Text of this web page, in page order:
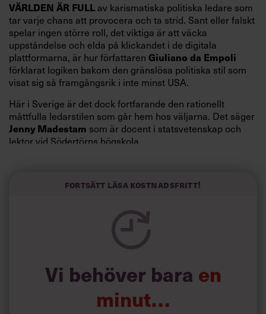
VÄRLDEN ÄR FULLav karismatiska politiska ledare som
tar varje chans att provocera och ta strid. Sant eller falskt
spelar ingen större roll, det viktiga är att väcka
uppståndelse och elda på klickandet i de digitala
plattformarna, är hur författaren Giuliano da Empoli
förklarat logiken bakom den gränslösa politiska stil som
visat sig så framgångsrik i inte minst USA.
Här i Sverige är det dock fortfarande den rationellt
måttfulla ledarstilen som går hem hos väljarna. Det säger
Jenny Madestam som är docent i statsvetenskap och
lektor vid Södertörns högskola.
kompetenta och stå med båda fötterna på jorden. Hellre
spelevink i högklackat, är hur jag brukar sammanfatta de
önskningar som svenskarna för fram i undersökningar.”
Siri Wikander: ”Led som i
början av pandemin”
Fortsätt läsa kostnadsfritt!
Vi behöver bara en
minut…